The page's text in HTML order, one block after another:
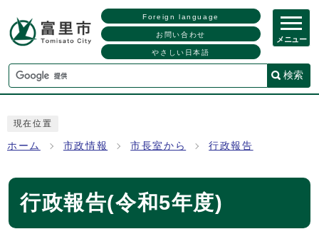
Foreign language
お問い合わせ
やさしい日本語
検索
メニュー
現在位置
ホーム 市政情報 市長室から 行政報告
行政報告(令和5年度)